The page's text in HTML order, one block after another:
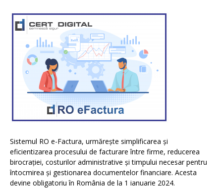
Sistemul RO e-Factura, urmărește simplificarea și
eficientizarea procesului de facturare între firme, reducerea
birocrației, costurilor administrative și timpului necesar pentru
întocmirea și gestionarea documentelor financiare. Acesta
devine obligatoriu în România de la 1 ianuarie 2024.